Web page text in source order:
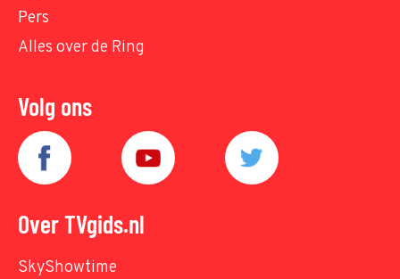
Pers
Alles over de Ring
Volg ons
Over TVgids.nl
SkyShowtime